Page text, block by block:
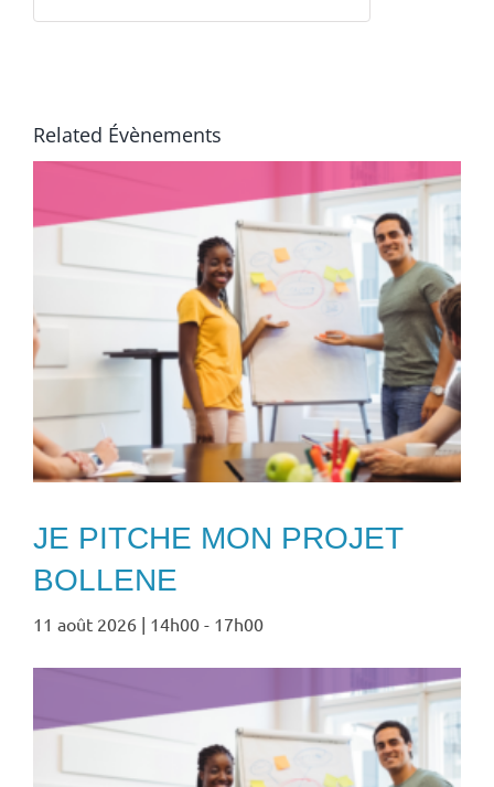
Related Évènements
JE PITCHE MON PROJET
BOLLENE
11 août 2026 | 14h00 - 17h00